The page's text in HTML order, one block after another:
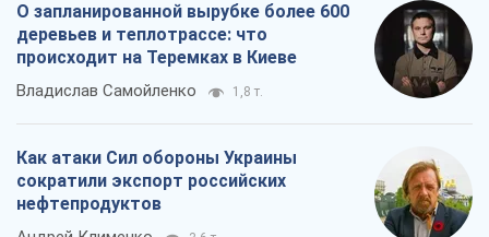
О запланированной вырубке более 600
деревьев и теплотрассе: что
происходит на Теремках в Киеве
Владислав Самойленко 1,8 т.
Как атаки Сил обороны Украины
сократили экспорт российских
нефтепродуктов